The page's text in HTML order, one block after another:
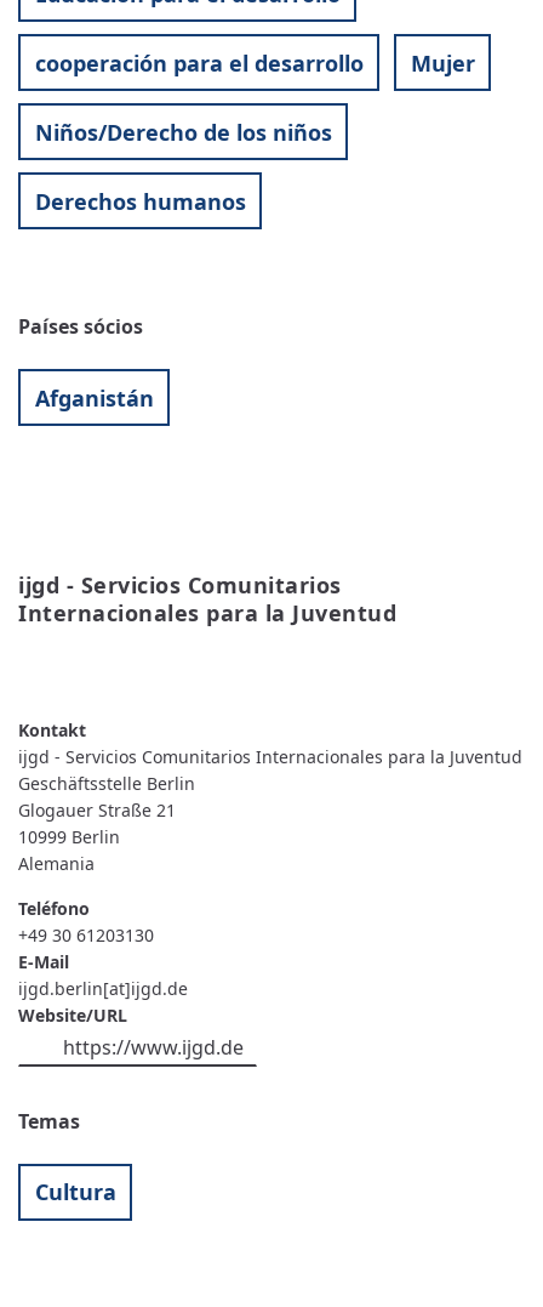
cooperación para el desarrollo Mujer
Niños/Derecho de los niños
Derechos humanos
Países sócios
Afganistán
ijgd - Servicios Comunitarios
Internacionales para la Juventud
COMUNITARIOS
INTERNACIONALES
PARA
LA
JUVENTUD
ijgd - Servicios Comunitarios Internacionales para la Juventud
Geschäftsstelle Berlin
Glogauer Straße 21
10999 Berlin
Alemania
Teléfono
+49 30 61203130
E-Mail
ijgd.berlin[at]ijgd.de
Website/URL
https://www.ijgd.de
Temas
Cultura